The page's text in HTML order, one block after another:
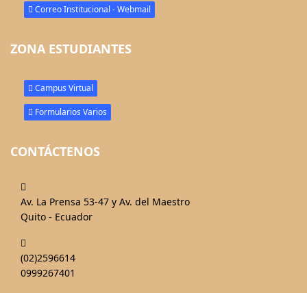
Correo Institucional - Webmail
ZONA ESTUDIANTES
Campus Virtual
Formularios Varios
CONTÁCTENOS
fa-
map-
Av. La Prensa 53-47 y Av. del Maestro
Quito - Ecuador
fa-
phone-
(02)2596614
0999267401